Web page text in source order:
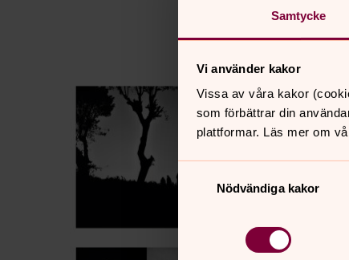
Samtycke
Vi använder kakor
Vissa av våra kakor
som förbättrar din
plattformar. Läs mer om
Nödvändiga kakor